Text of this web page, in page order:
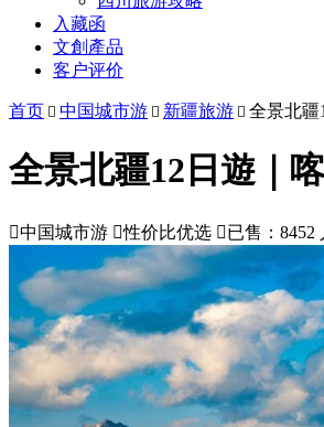
入藏函
文創產品
客户评价
首页  中国城市游  新疆旅游  全景北疆
全景北疆12日遊｜
中国城市游 性价比优选 已售：8452